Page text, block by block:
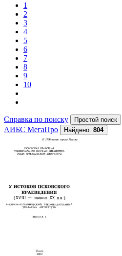
1
2
3
4
5
6
7
8
9
10
Справка по поиску
АИБС МегаПро
Найдено: 804